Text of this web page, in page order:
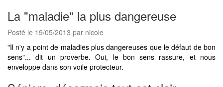
La "maladie" la plus dangereuse
Posté le 19/05/2013 par nicole
"Il n'y a point de maladies plus dangereuses que le défaut de bon
sens"... dit un proverbe. Oui, le bon sens rassure, et nous
enveloppe dans son voile protecteur.